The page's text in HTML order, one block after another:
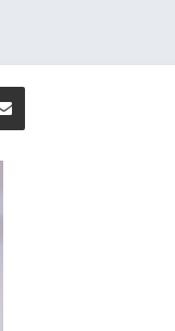
Поделиться через электронную почту